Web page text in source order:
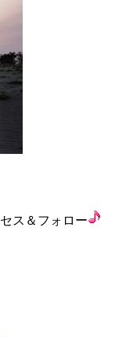
ス＆フォロー